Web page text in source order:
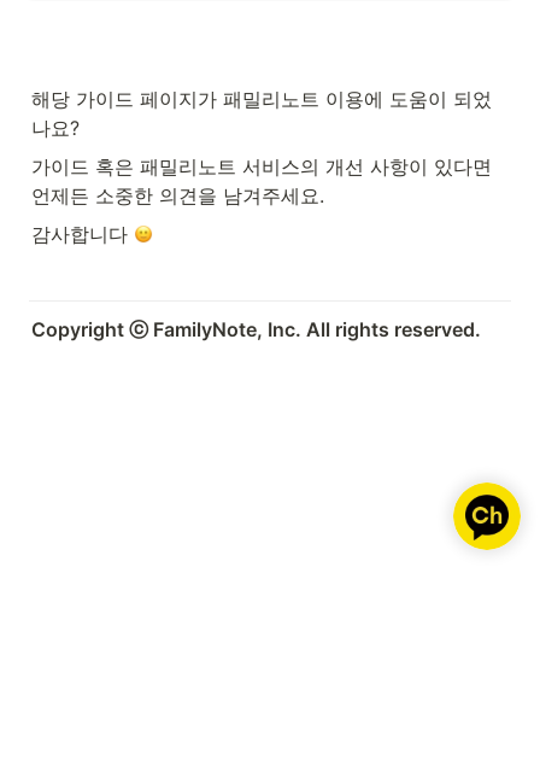
해당 가이드 페이지가 패밀리노트 이용에 도움이 되었
나요?
가이드 혹은 패밀리노트 서비스의 개선 사항이 있다면
언제든 소중한 의견을 남겨주세요.
감사합니다
Copyright ⓒ FamilyNote, Inc. All rights reserved.